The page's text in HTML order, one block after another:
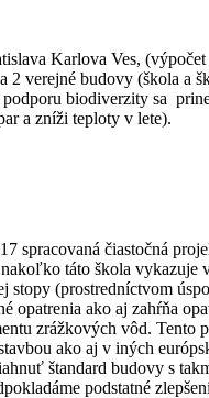
Karlova Ves,
verejné budovy (škola a
biodiverzity sa
a zníži teploty v lete).
spracovaná čiastočná
táto škola vykazuje
stopy (prostredníctvom
opatrenia ako aj zahŕňa
zrážkových vôd.
ako aj v iných
štandard budovy s
podstatné